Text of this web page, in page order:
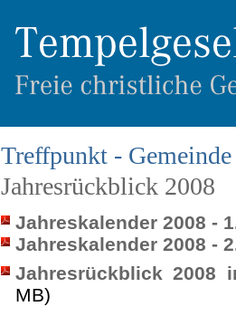
Treffpunkt -
Jahresrückblick 2008
Jahreskalender 2008 -
Jahreskalender 2008 -
Jahresrückblick 2008
MB)